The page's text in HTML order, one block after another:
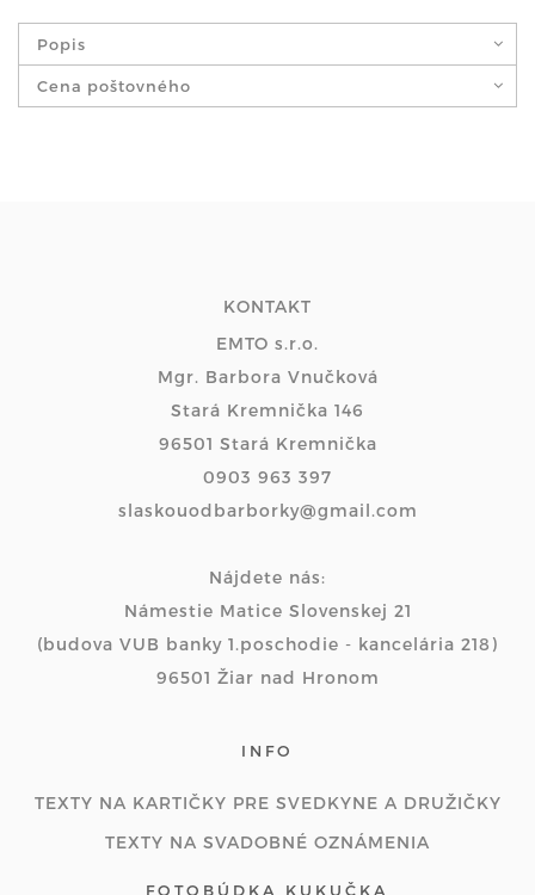
Popis
Cena poštovného
KONTAKT
EMTO s.r.o.
Mgr. Barbora Vnučková
Stará Kremnička 146
96501 Stará Kremnička
0903 963 397
slaskouodbarborky@gmail.com
Nájdete nás:
Námestie Matice Slovenskej 21
(budova VUB banky 1.poschodie - kancelária 218)
96501 Žiar nad Hronom
INFO
TEXTY NA KARTIČKY PRE SVEDKYNE A DRUŽIČKY
TEXTY NA SVADOBNÉ OZNÁMENIA
FOTOBÚDKA KUKUČKA